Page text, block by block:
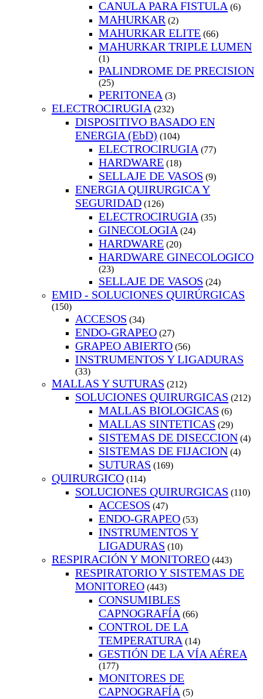
CANULA PARA FISTULA (6)
MAHURKAR (2)
MAHURKAR ELITE (66)
MAHURKAR TRIPLE LUMEN
(1)
PALINDROME DE PRECISION
(25)
PERITONEA (3)
ELECTROCIRUGIA (232)
DISPOSITIVO BASADO EN
ENERGIA (EbD) (104)
ELECTROCIRUGIA (77)
HARDWARE (18)
SELLAJE DE VASOS (9)
ENERGIA QUIRURGICA Y
SEGURIDAD (126)
ELECTROCIRUGIA (35)
GINECOLOGIA (24)
HARDWARE (20)
HARDWARE GINECOLOGICO
(23)
SELLAJE DE VASOS (24)
EMID - SOLUCIONES QUIRÚRGICAS
(150)
ACCESOS (34)
ENDO-GRAPEO (27)
GRAPEO ABIERTO (56)
INSTRUMENTOS Y LIGADURAS
(33)
MALLAS Y SUTURAS (212)
SOLUCIONES QUIRURGICAS (212)
MALLAS BIOLOGICAS (6)
MALLAS SINTETICAS (29)
SISTEMAS DE DISECCION (4)
SISTEMAS DE FIJACION (4)
SUTURAS (169)
QUIRURGICO (114)
SOLUCIONES QUIRURGICAS (110)
ACCESOS (47)
ENDO-GRAPEO (53)
INSTRUMENTOS Y
LIGADURAS (10)
RESPIRACIÓN Y MONITOREO (443)
RESPIRATORIO Y SISTEMAS DE
MONITOREO (443)
CONSUMIBLES
CAPNOGRAFÍA (66)
CONTROL DE LA
TEMPERATURA (14)
GESTIÓN DE LA VÍA AÉREA
(177)
MONITORES DE
CAPNOGRAFÍA (5)